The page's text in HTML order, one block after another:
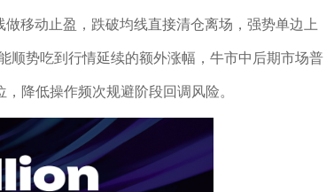
移动止盈，跌破均线直接清仓离场，强势单边上
顺势吃到行情延续的额外涨幅，牛市中后期市场普
降低操作频次规避阶段回调风险。